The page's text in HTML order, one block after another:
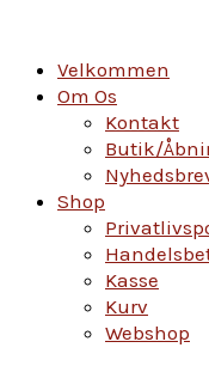
indholdetVelkommen
Om Os
Kontakt
Butik/
Shop
Kasse
Kurv
Webshop
pris:
til
høj